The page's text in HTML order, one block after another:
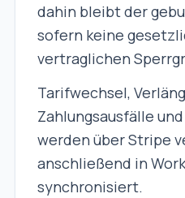
dahin bleibt der
sofern keine
vertraglichen
Tarifwechsel,
Zahlungsausfälle
werden über Stripe
anschließend in
synchronisiert.